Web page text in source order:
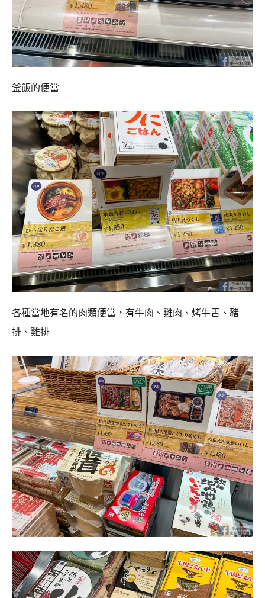
釜飯的便當
各種當地有名的肉類便當，有牛肉、雞肉、烤牛舌、豬
排、雞排